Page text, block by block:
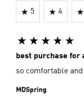
5 4
best purchase for
so comfortable
MDSpring